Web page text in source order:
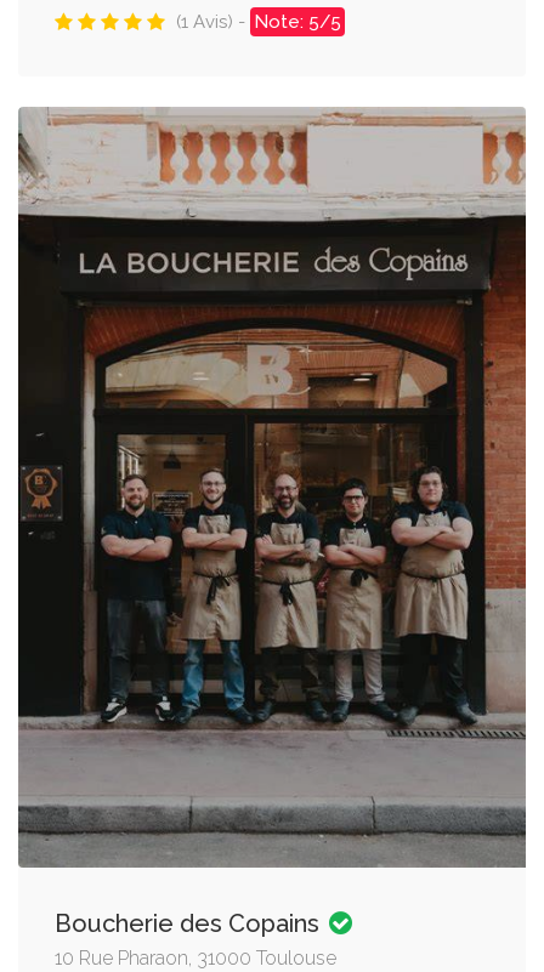
(1 Avis) - Note: 5/5
Boucherie des Copains
10 Rue Pharaon, 31000 Toulouse